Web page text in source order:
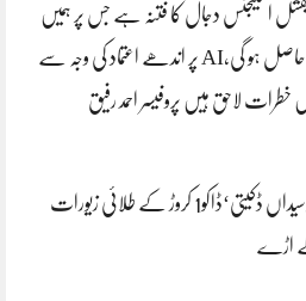
انٹلیجنس دجال کا فتنہ ہے جس پر ہمیں
فتح حاصل ہو گی،AI پر اندھے اعتماد کی وجہ سے
خطرات لاحق ہیں پروفیسر احمد رفیق
کلرسیداں ڈکیتی‘ڈاکو1 کروڑ کے طلائی زیورات
اڑے